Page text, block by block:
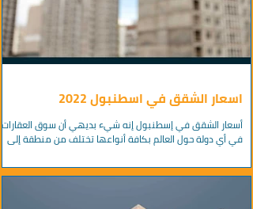
اسعار الشقق في اسطنبول 2022
أسعار الشقق في إسطنبول إنه شيء بديهي أن سوق العقارات
في أي دولة حول العالم بكافة أنواعها تختلف من منطقة إلى